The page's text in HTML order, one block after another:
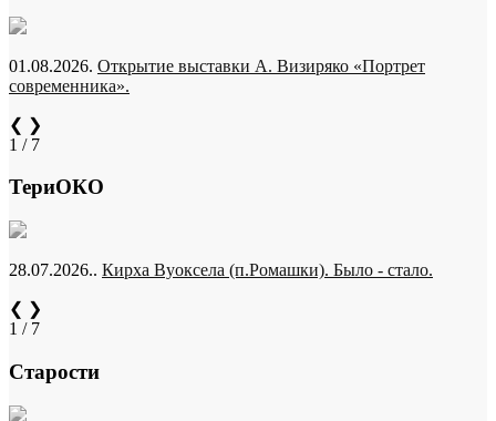
01.08.2026. Открытие выставки А. Визиряко «Портрет
современника».
❮ ❯
1 / 7
ТериОКО
28.07.2026.. Кирха Вуоксела (п.Ромашки). Было - стало.
❮ ❯
1 / 7
Старости